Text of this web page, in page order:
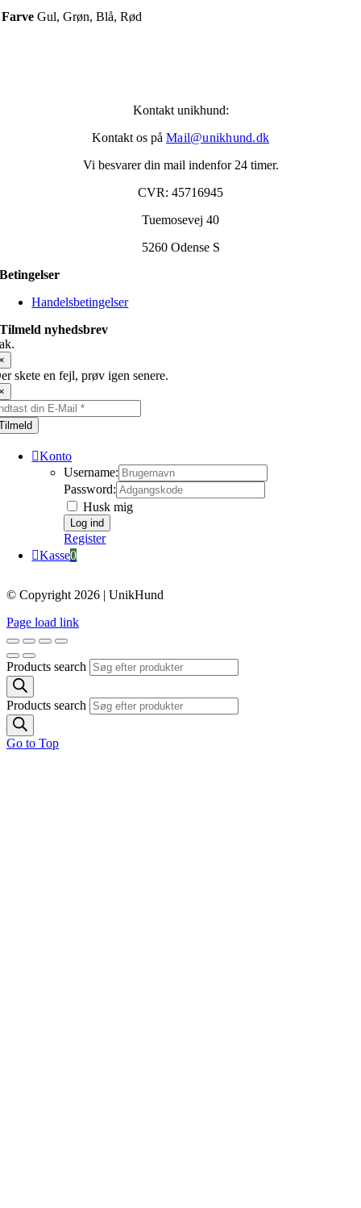
Farve Gul, Grøn, Blå, Rød
Kontakt unikhund:
Kontakt os på Mail@unikhund.dk
Vi besvarer din mail indenfor 24 timer.
CVR: 45716945
Tuemosevej 40
5260 Odense S
Betingelser
Handelsbetingelser
Tilmeld nyhedsbrev
skete en fejl, prøv igen senere.
Konto
Username:
Password:
Husk mig
Register
Kasse0
© Copyright 2026 | UnikHund
Page load link
Products search
Products search
Go to Top